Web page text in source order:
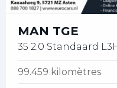
MAN TGE
35 2.0 Standaard
99.459 kilomètres